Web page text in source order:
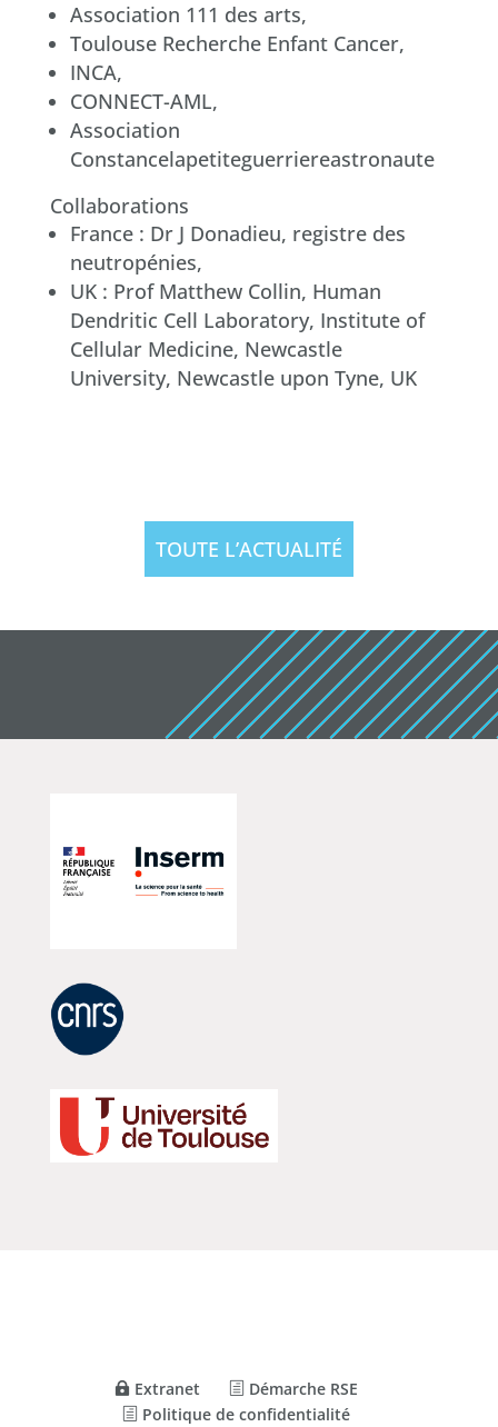
Association 111 des arts,
Toulouse Recherche Enfant Cancer,
INCA,
CONNECT-AML,
Association
Constancelapetiteguerriereastronaute
Collaborations
France : Dr J Donadieu, registre des
neutropénies,
UK : Prof Matthew Collin, Human
Dendritic Cell Laboratory, Institute of
Cellular Medicine, Newcastle
University, Newcastle upon Tyne, UK
TOUTE L’ACTUALITÉ
Extranet
Démarche RSE
Politique de confidentialité